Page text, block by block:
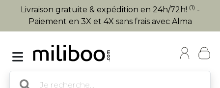
Livraison gratuite & expédition en 24h/72h! (1) -
Paiement en 3X et 4X sans frais avec Alma